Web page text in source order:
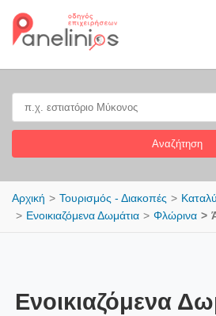
Αναζήτηση
Αρχική Τουρισμός - Διακοπές
Ενοικιαζόμενα Δωμάτια
Φλώρινα
Ενοικιαζόμενα